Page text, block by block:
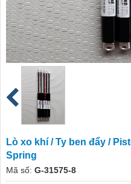
Lò xo khí / Ty ben đẩy /
Spring
Mã số: G-31575-8